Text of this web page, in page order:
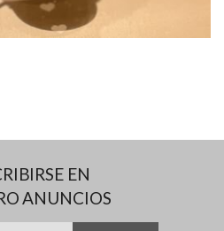
EN
ANUNCIOS